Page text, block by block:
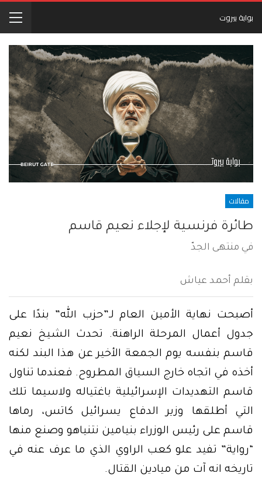
بوابة بيروت
مقالات
طائرة فرنسية لإجلاء نعيم قاسم
في منتهى الجدّ
بقلم أحمد عياش
أصبحت نهاية الأمين العام لـ”حزب الله” بندًا على
جدول أعمال المرحلة الراهنة. تحدث الشيخ نعيم
قاسم بنفسه يوم الجمعة الأخير عن هذا البند لكنه
أخذه في اتجاه خارج السياق المطروح. فعندما تناول
قاسم التهديدات الإسرائيلية باغتياله ولاسيما تلك
التي أطلقها وزير الدفاع يسرائيل كاتس، رماها
قاسم على رئيس الوزراء بنيامين نتنياهو وصنع منها
“رواية” تفيد علو كعب الراوي الذي ما عرف عنه في
تاريخه انه آت من ميادين القتال.